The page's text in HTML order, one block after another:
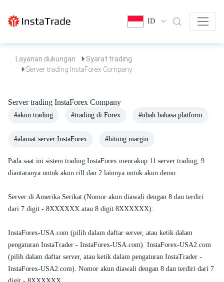
ID
Layanan dukungan
Syarat trading
Server trading InstaForex Company
Server trading InstaForex Company
#akun trading #trading di Forex #ubah bahasa platform
#alamat server InstaForex #hitung margin
Pada saat ini sistem trading InstaForex mencakup 11 server trading, 9
diantaranya untuk akun rill dan 2 lainnya untuk akun demo.
Server di Amerika Serikat (Nomor akun diawali dengan 8 dan terdiri
dari 7 digit - 8XXXXXX atau 8 digit 8XXXXXX):
InstaForex-USA.com (pilih dalam daftar server, atau ketik dalam
pengaturan InstaTrader - InstaForex-USA.com). InstaForex-USA2.com
(pilih dalam daftar server, atau ketik dalam pengaturan InstaTrader -
InstaForex-USA2.com). Nomor akun diawali dengan 8 dan terdiri dari 7